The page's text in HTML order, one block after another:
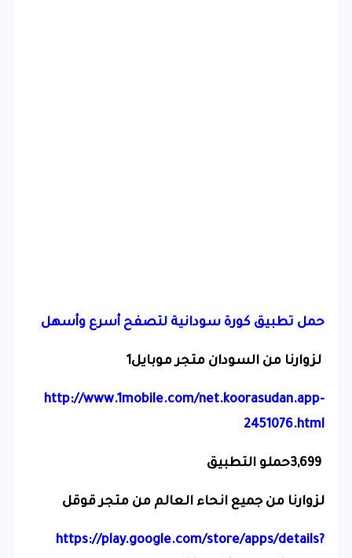
حمل تطبيق كورة سودانية لتصفح أسرع وأسهل
لزوارنا من السودان متجر موبايل1
http://www.1mobile.com/net.koorasudan.app-
2451076.html
3,699حملو التطبيق
لزوارنا من جميع انحاء العالم من متجر قوقل
https://play.google.com/store/apps/details?